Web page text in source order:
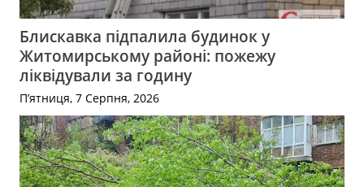
Блискавка підпалила будинок у
Житомирському районі: пожежу
ліквідували за годину
П’ятниця, 7 Серпня, 2026